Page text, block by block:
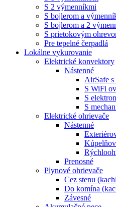
S 2 výmenníkmi
S bojlerom a
S bojlerom a 2
S prietokovým
Pre tepelné čerpadlá
Lokálne vykurovanie
Elektrické konvektory
Nástenné
AirSafe
S WiFi
S
S
Elektrické ohrievače
Nástenné
Prenosné
Plynové ohrievače
Cez stenu
Do komína
Závesné